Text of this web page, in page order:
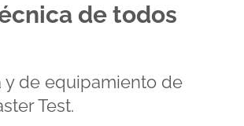
de todos
y de equipamiento de
Test.